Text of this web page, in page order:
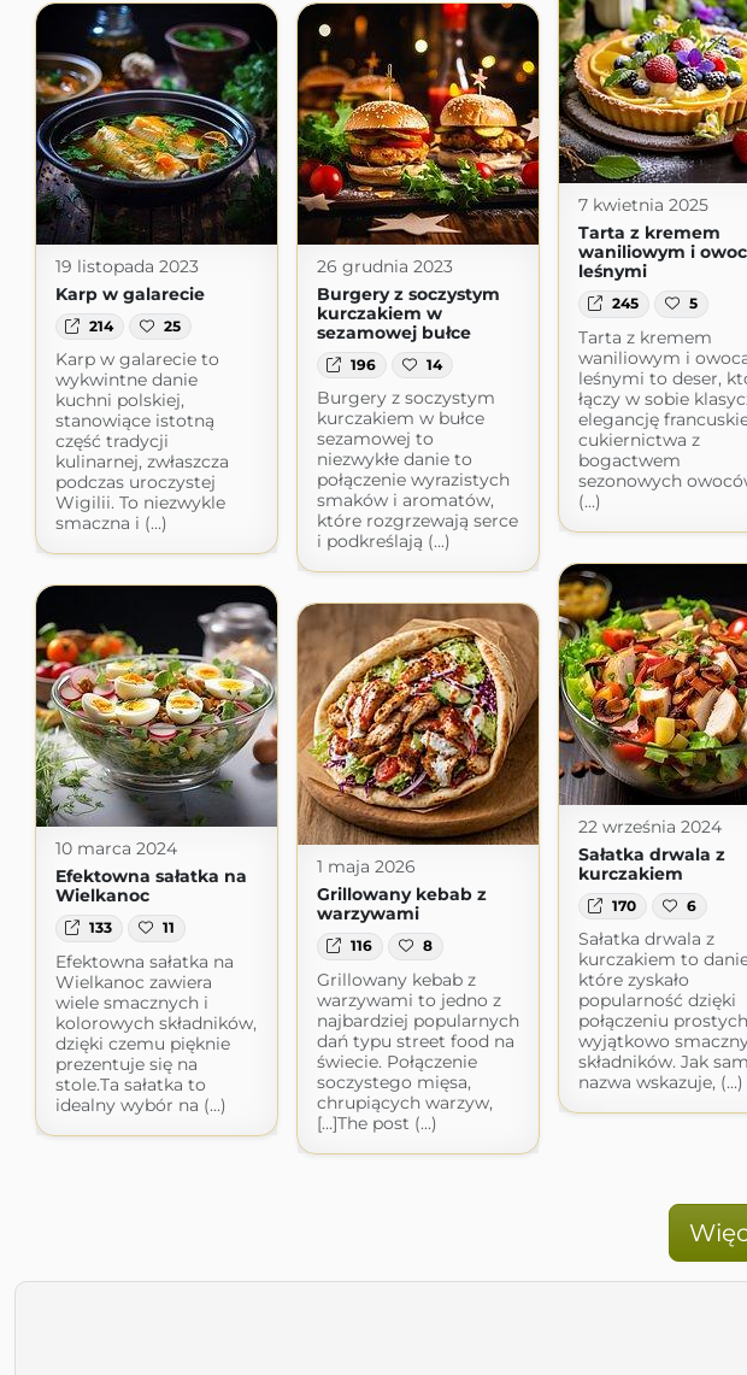
7 kwietnia 2025
Tarta z kremem
waniliowym i
leśnymi
245 5
Tarta z kremem
waniliowym i
leśnymi to deser,
łączy w sobie
elegancję
cukiernictwa z
bogactwem
sezonowych
(...)
19 listopada 2023
Karp w galarecie
214 25
Karp w galarecie to
wykwintne danie
kuchni polskiej,
stanowiące istotną
część tradycji
kulinarnej, zwłaszcza
podczas uroczystej
Wigilii. To niezwykle
smaczna i (...)
26 grudnia 2023
Burgery z soczystym
kurczakiem w
sezamowej bułce
196 14
Burgery z soczystym
kurczakiem w bułce
sezamowej to
niezwykłe danie to
połączenie wyrazistych
smaków i aromatów,
które rozgrzewają serce
i podkreślają (...)
22 września 2024
Sałatka drwala z
kurczakiem
170 6
Sałatka drwala z
kurczakiem to
które zyskało
popularność dzięki
połączeniu
wyjątkowo
składników. Jak
nazwa wskazuje, (...)
10 marca 2024
Efektowna sałatka na
Wielkanoc
133 11
Efektowna sałatka na
Wielkanoc zawiera
wiele smacznych i
kolorowych składników,
dzięki czemu pięknie
prezentuje się na
stole.Ta sałatka to
idealny wybór na (...)
1 maja 2026
Grillowany kebab z
warzywami
116 8
Grillowany kebab z
warzywami to jedno z
najbardziej popularnych
dań typu street food na
świecie. Połączenie
soczystego mięsa,
chrupiących warzyw,
[…]The post (...)